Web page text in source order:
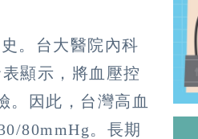
。台大醫院內科
顯示，將血壓控
。因此，台灣高血
80mmHg。長期